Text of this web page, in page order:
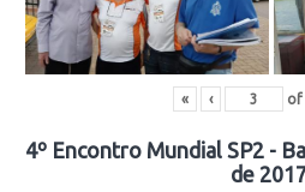
« ‹ of
4º Encontro Mundial SP2 -
de